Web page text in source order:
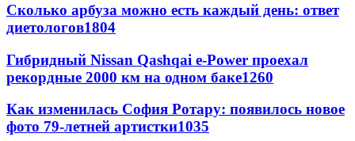
Сколько арбуза можно есть каждый день: ответ
диетологов1804
Гибридный Nissan Qashqai e-Power проехал
рекордные 2000 км на одном баке1260
Как изменилась София Ротару: появилось новое
фото 79-летней артистки1035